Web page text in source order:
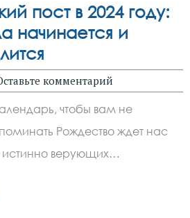
пост в 2024 году:
начинается и
комментарий
чтобы вам не
Рождество ждет нас
истинно верующих…